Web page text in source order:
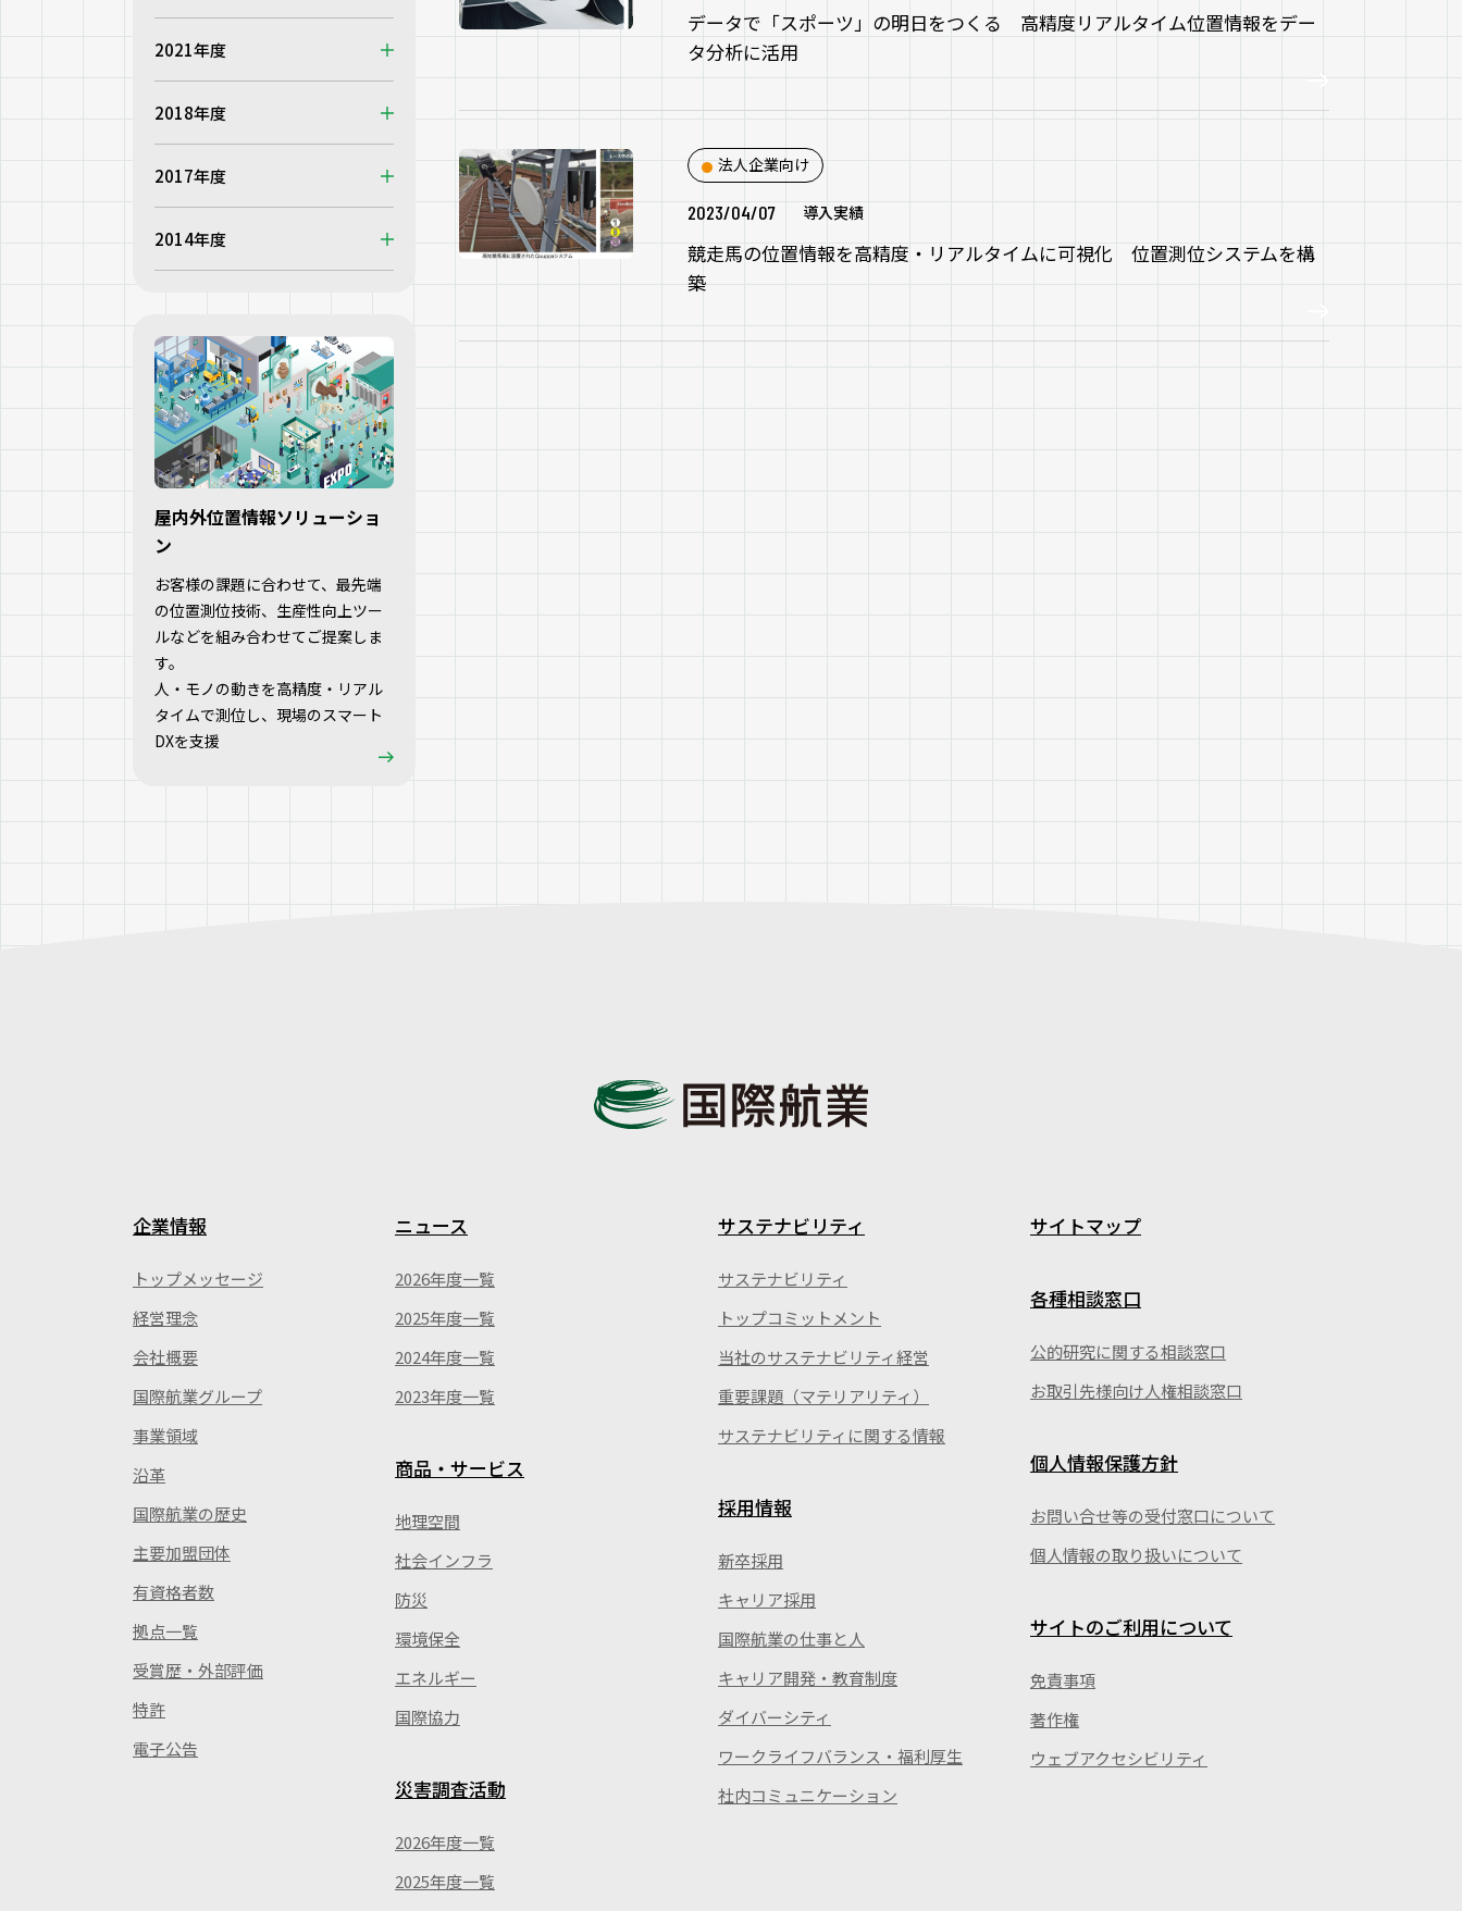
データで「スポーツ」の明日をつくる 高精度リアルタイム位置情報をデー
タ分析に活用
法人企業向け
2023/04/07 導入実績
競走馬の位置情報を高精度・リアルタイムに可視化 位置測位システムを構
築
2021年度
2018年度
2017年度
2014年度
屋内外位置情報ソリューショ
ン
お客様の課題に合わせて、最先端
の位置測位技術、生産性向上ツー
ルなどを組み合わせてご提案しま
す。
人・モノの動きを高精度・リアル
タイムで測位し、現場のスマート
DXを支援
企業情報
トップメッセージ
経営理念
会社概要
国際航業グループ
事業領域
沿革
国際航業の歴史
主要加盟団体
有資格者数
拠点一覧
受賞歴・外部評価
特許
電子公告
ニュース
2026年度一覧
2025年度一覧
2024年度一覧
2023年度一覧
商品・サービス
地理空間
社会インフラ
防災
環境保全
エネルギー
国際協力
災害調査活動
2026年度一覧
2025年度一覧
サステナビリティ
サステナビリティ
トップコミットメント
当社のサステナビリティ経営
重要課題（マテリアリティ）
サステナビリティに関する情報
採用情報
新卒採用
キャリア採用
国際航業の仕事と人
キャリア開発・教育制度
ダイバーシティ
ワークライフバランス・福利厚生
社内コミュニケーション
サイトマップ
各種相談窓口
公的研究に関する相談窓口
お取引先様向け人権相談窓口
個人情報保護方針
お問い合せ等の受付窓口について
個人情報の取り扱いについて
サイトのご利用について
免責事項
著作権
ウェブアクセシビリティ